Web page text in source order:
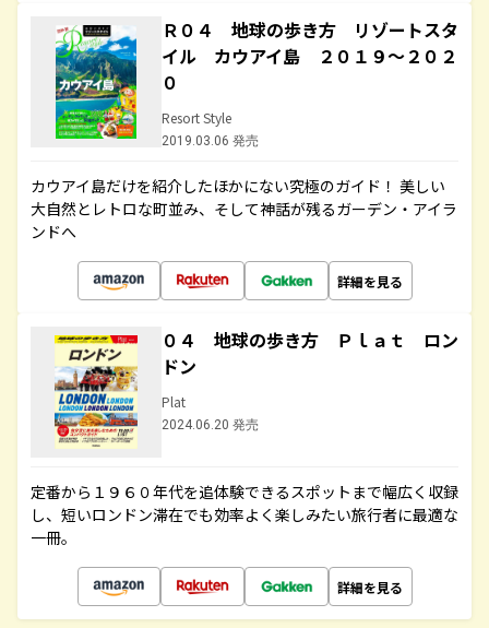
Ｒ０４ 地球の歩き方 リゾートスタ
イル カウアイ島 ２０１９～２０２
０
Resort Style
2019.03.06 発売
カウアイ島だけを紹介したほかにない究極のガイド！ 美しい
大自然とレトロな町並み、そして神話が残るガーデン・アイラ
ンドへ
詳細を見る
０４ 地球の歩き方 Ｐｌａｔ ロン
ドン
Plat
2024.06.20 発売
定番から１９６０年代を追体験できるスポットまで幅広く収録
し、短いロンドン滞在でも効率よく楽しみたい旅行者に最適な
一冊。
詳細を見る